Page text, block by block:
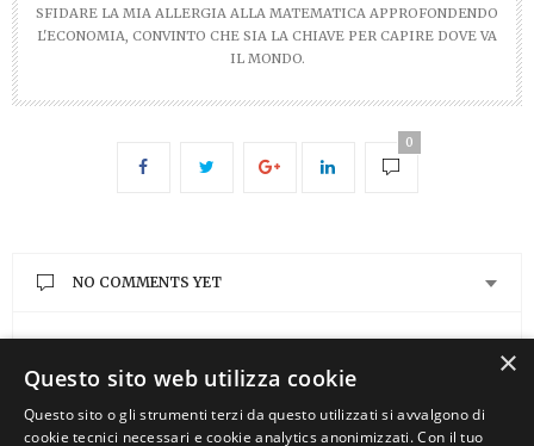
SFIDARE LA MIA ALLERGIA ALLA MATEMATICA APPROFONDENDO
L'ECONOMIA, CONVINTO CHE SIA LA CHIAVE PER CAPIRE DOVE VA
IL MONDO.
0
NO COMMENTS YET
LEAVE A REPLY
You must be logged into post a comment.
×
Questo sito web utilizza cookie
Questo sito o gli strumenti terzi da questo utilizzati si avvalgono di
cookie tecnici necessari e cookie analytics anonimizzati. Con il tuo